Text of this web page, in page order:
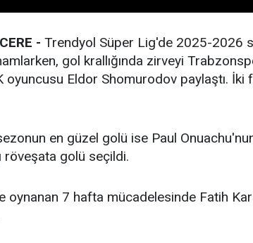
- Trendyol Süper Lig'de 2025-2026
gol krallığında zirveyi
oyuncusu Eldor Shomurodov paylaştı.
en güzel golü ise Paul
röveşata golü seçildi.
oynanan 7 hafta mücadelesinde Fatih